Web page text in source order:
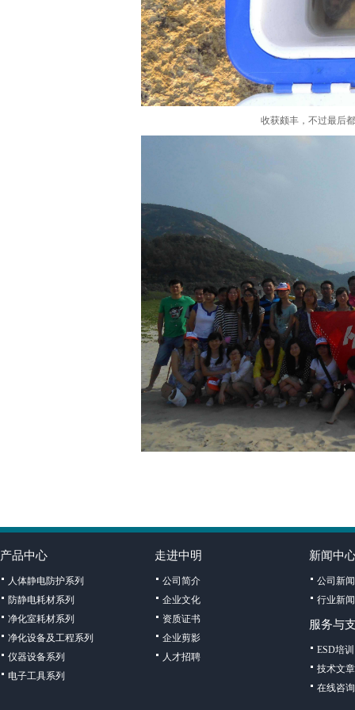
收获颇丰，不过最后
产品中心
人体静电防护系列
防静电耗材系列
净化室耗材系列
净化设备及工程系列
仪器设备系列
电子工具系列
走进中明
公司简介
企业文化
资质证书
企业剪影
人才招聘
新闻中
公司新闻
行业新闻
服务与
ESD培训
技术文章
在线咨询